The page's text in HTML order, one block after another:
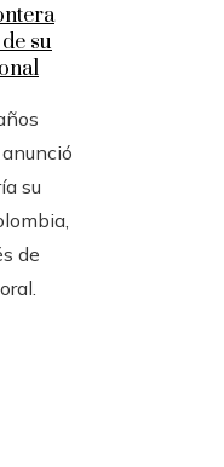
su
su
de